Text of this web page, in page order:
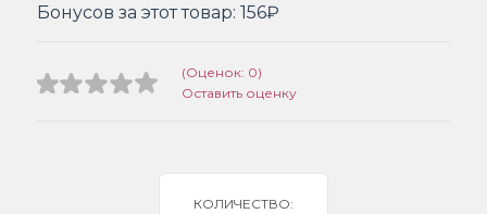
Бонусов за этот товар: 156₽
(Оценок: 0)
Оставить оценку
КОЛИЧЕСТВО: